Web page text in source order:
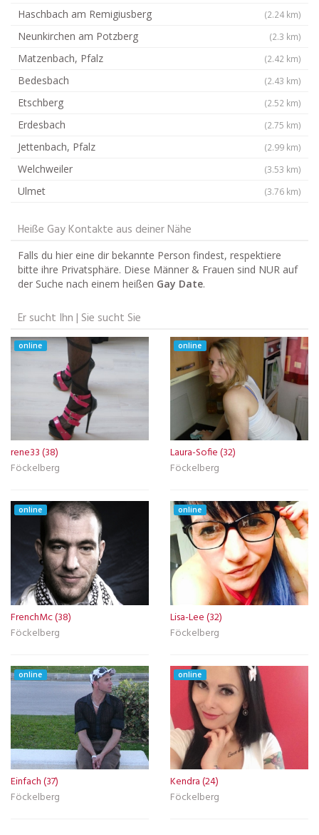
Haschbach am Remigiusberg (2.24 km)
Neunkirchen am Potzberg (2.3 km)
Matzenbach, Pfalz (2.42 km)
Bedesbach (2.43 km)
Etschberg (2.52 km)
Erdesbach (2.75 km)
Jettenbach, Pfalz (2.99 km)
Welchweiler (3.53 km)
Ulmet (3.76 km)
Heiße Gay Kontakte aus deiner Nähe
Falls du hier eine dir bekannte Person findest, respektiere
bitte ihre Privatsphäre. Diese Männer & Frauen sind NUR auf
der Suche nach einem heißen Gay Date.
Er sucht Ihn | Sie sucht Sie
online
rene33 (38)
Föckelberg
online
Laura-Sofie (32)
Föckelberg
online
FrenchMc (38)
Föckelberg
online
Lisa-Lee (32)
Föckelberg
online
Einfach (37)
Föckelberg
online
Kendra (24)
Föckelberg